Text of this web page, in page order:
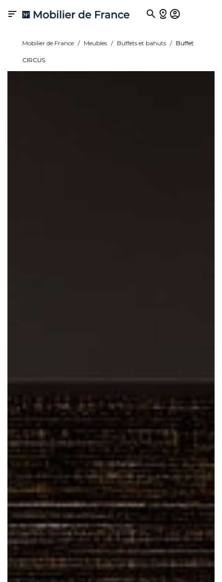

Mobilier de France Meubles Buffets et bahuts Buffet
CIRCUS